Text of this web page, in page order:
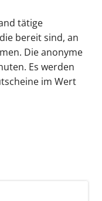
tätige
bereit sind, an
Die anonyme
Es werden
im Wert